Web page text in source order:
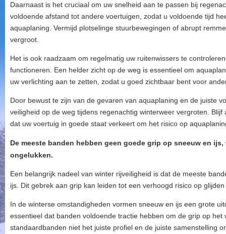
Daarnaast is het cruciaal om uw snelheid aan te passen bij
voldoende afstand tot andere voertuigen, zodat u voldoende tijd
aquaplaning. Vermijd plotselinge stuurbewegingen of abrupt
vergroot.
Het is ook raadzaam om regelmatig uw ruitenwissers te
functioneren. Een helder zicht op de weg is essentieel om
uw verlichting aan te zetten, zodat u goed zichtbaar bent voor
Door bewust te zijn van de gevaren van aquaplaning en de juiste
veiligheid op de weg tijdens regenachtig winterweer vergroten.
dat uw voertuig in goede staat verkeert om het risico op
De meeste banden hebben geen goede grip op sneeuw en
ongelukken.
Een belangrijk nadeel van winter rijveiligheid is dat de meeste
ijs. Dit gebrek aan grip kan leiden tot een verhoogd risico op
In de winterse omstandigheden vormen sneeuw en ijs een grote
essentieel dat banden voldoende tractie hebben om de grip op
standaardbanden niet het juiste profiel en de juiste samenstelling